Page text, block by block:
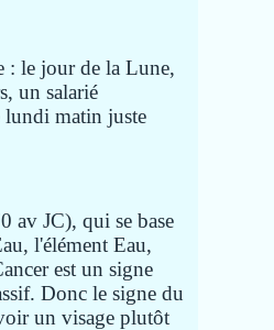
: le jour de la Lune,
un salarié
lundi matin juste
av JC), qui se base
l'élément Eau,
est un signe
Donc le signe du
un visage plutôt